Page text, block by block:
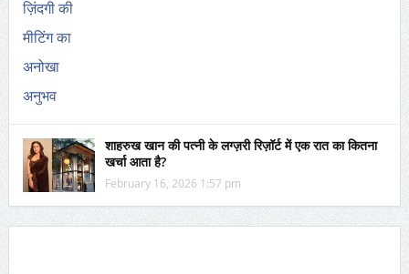
शाहरुख खान की पत्नी के लग्ज़री रिज़ॉर्ट में एक रात का कितना
खर्चा आता है?
February 16, 2026 1:57 pm